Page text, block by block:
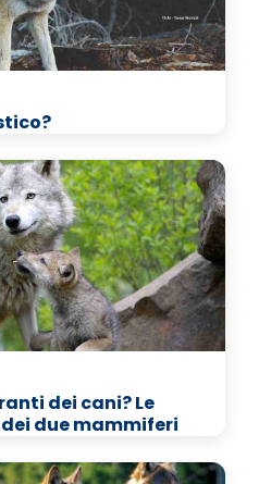
dei cani? Le
due mammiferi